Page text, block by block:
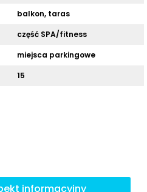
balkon, taras
część SPA/fitness
miejsca parkingowe
15
informacyjny